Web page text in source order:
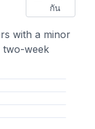
กัน
with a minor
two-week